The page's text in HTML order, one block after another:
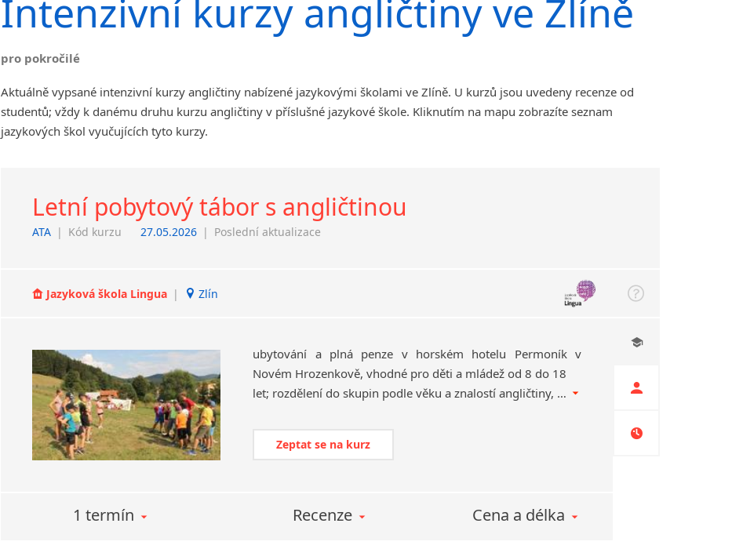
Jihlava
Chomutov
Děčín
Hodonín
Klatovy
Prostějov
Sedlčany
angličtiny
Intenzivní kurzy angličtiny ve Zlíně
pro pokročilé
Aktuálně vypsané intenzivní kurzy angličtiny nabízené jazykovými školami ve Zlíně. U kurzů jsou uvedeny recenze od
studentů; vždy k danému druhu kurzu angličtiny v příslušné jazykové škole. Kliknutím na mapu zobrazíte seznam
jazykových škol vyučujících tyto kurzy.
Letní pobytový tábor s angličtinou
ATA | Kód kurzu 27.05.2026 | Poslední aktualizace
Jazyková škola Lingua | Zlín
ubytování a plná penze v horském hotelu Permoník v
Novém Hrozenkově, vhodné pro děti a mládež od 8 do 18
let; rozdělení do skupin podle věku a znalostí angličtiny, celotáborová hra na téma „Podivný svět Tima Burtona“
Zeptat se na kurz
1 termín Recenze Cena a délka